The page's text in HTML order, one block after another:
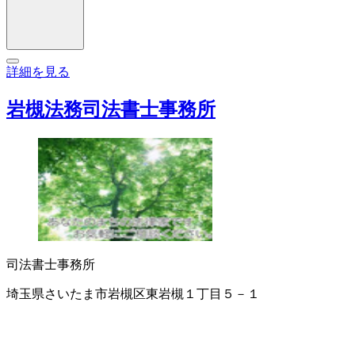
詳細を見る
岩槻法務司法書士事務所
司法書士事務所
埼玉県さいたま市岩槻区東岩槻１丁目５－１